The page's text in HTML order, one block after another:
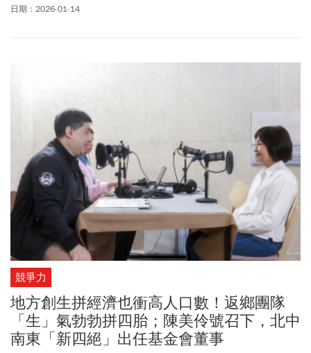
企業集團創辦人周俊吉
日期：2026-01-14
競爭力
地方創生拼經濟也衝高人口數！返鄉團隊
「生」氣勃勃拼四胎；陳美伶號召下，北中
南東「新四絕」出任基金會董事